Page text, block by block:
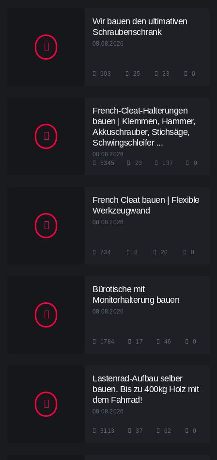
Wir bauen den ultimativen
Schraubenschrank
08.08.2026
903 25 23 0
French-Cleat-Halterungen
bauen | Klemmen, Hammer,
Akkuschrauber, Stichsäge,
Schwingschleifer ...
08.08.2026
5345
23 137 0
French Cleat bauen | Flexible
Werkzeugwand
08.08.2026
734 8 20 0
Bürotische mit
Monitorhalterung bauen
08.08.2026
1784 17 46 0
Lastenrad-Aufbau selber
bauen. Bis zu 400kg Holz mit
dem Fahrrad!
08.08.2026
3113 37 62 0